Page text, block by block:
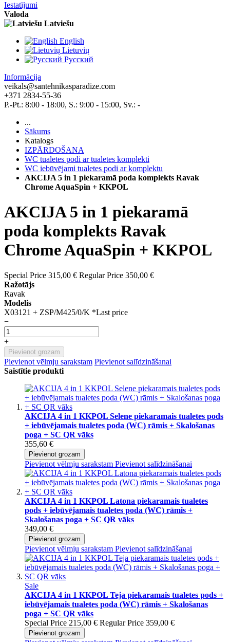
Iestatījumi
Valoda
Latviešu
English
Lietuvių
Pусский
Informācija
veikals@santehnikasparadize.com
+371 2834-55-36
P.-Pt.: 8:00 - 18:00, S.: 9:00 - 15:00, Sv.: -
...
Sākums
Katalogs
IZPĀRDOŠANA
WC tualetes podi ar tualetes komplekti
WC iebūvējami tualetes podi ar komplektu
AKCIJA 5 in 1 piekaramā poda komplekts Ravak
Chrome AquaSpin + KKPOL
AKCIJA 5 in 1 piekaramā
poda komplekts Ravak
Chrome AquaSpin + KKPOL
Special Price 315,00 € Regular Price 350,00 €
Ražotājs
Ravak
Modelis
X03121 + ZSP/M425/0/K *Last price
−
+
Pievienot grozam
Pievienot vēlmju sarakstam Pievienot salīdzināšanai
Saistītie produkti
AKCIJA 4 in 1 KKPOL Selene piekaramais tualetes pods
+ iebūvējamais tualetes poda (WC) rāmis + Skalošanas
poga + SC QR vāks
355,60 €
Pievienot grozam
Pievienot vēlmju sarakstam Pievienot salīdzināšanai
AKCIJA 4 in 1 KKPOL Latona piekaramais tualetes
pods + iebūvējamais tualetes poda (WC) rāmis +
Skalošanas poga + SC QR vāks
349,00 €
Pievienot grozam
Pievienot vēlmju sarakstam Pievienot salīdzināšanai
Sale
AKCIJA 4 in 1 KKPOL Teja piekaramais tualetes pods +
iebūvējamais tualetes poda (WC) rāmis + Skalošanas
poga + SC QR vāks
Special Price 215,00 € Regular Price 359,00 €
Pievienot grozam